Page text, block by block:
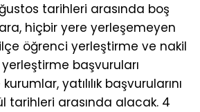
tarihleri arasında boş
hiçbir yere yerleşemeyen
öğrenci yerleştirme ve nakil
başvuruları
yatılılık başvurularını
tarihleri arasında alacak. 4